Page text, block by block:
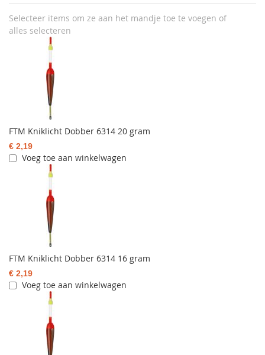
Selecteer items om ze aan het mandje toe te voegen of
alles selecteren
FTM Kniklicht Dobber 6314 20 gram
€ 2,19
Voeg toe aan winkelwagen
FTM Kniklicht Dobber 6314 16 gram
€ 2,19
Voeg toe aan winkelwagen